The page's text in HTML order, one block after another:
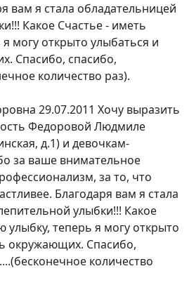
вам я стала обладательницей
Какое Счастье - иметь
могу открыто улыбаться и
Спасибо, спасибо,
количество раз).
29.07.2011 Хочу выразить
Федоровой Людмиле
д.1) и девочкам-
за ваше внимательное
за то, что
Благодаря вам я стала
улыбки!!! Какое
улыбку, теперь я могу открыто
окружающих. Спасибо,
количество